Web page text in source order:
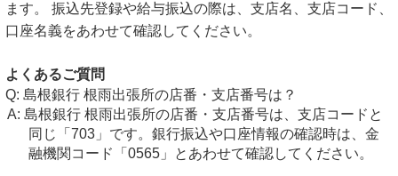
ます。 振込先登録や給与振込の際は、支店名、支店コード、
口座名義をあわせて確認してください。
よくあるご質問
島根銀行 根雨出張所の店番・支店番号は？
島根銀行 根雨出張所の店番・支店番号は、支店コードと
同じ「703」です。銀行振込や口座情報の確認時は、金
融機関コード「0565」とあわせて確認してください。